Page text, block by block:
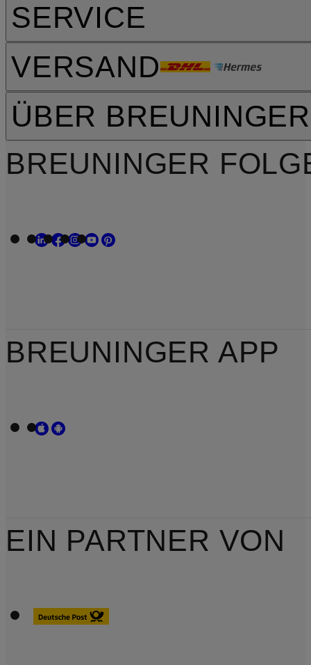
SERVICE
VERSAND
ÜBER BREUNINGER
EIN PARTNER VON
BREUNINGER
BREUNINGER APP